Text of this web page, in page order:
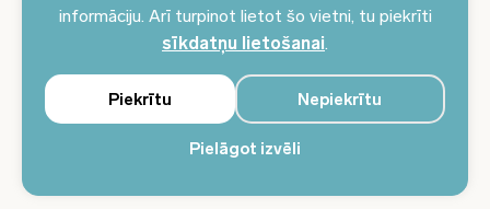
informāciju. Arī turpinot lietot šo vietni, tu piekrīti
sīkdatņu lietošanai.
Pielāgot izvēli
Nepiekrītu
Piekrītu
Pieteikties jaunumiem